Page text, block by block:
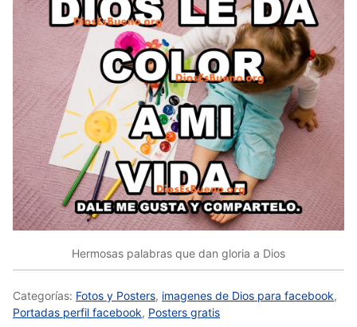
Hermosas palabras que dan gloria a Dios
Categorías: Fotos y Posters, imagenes de Dios para facebook,
Portadas perfil facebook, Posters gratis